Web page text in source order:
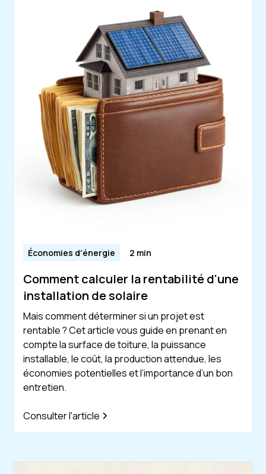
Économies d'énergie 2 min
Comment calculer la rentabilité d'une
installation de solaire
Mais comment déterminer si un projet est
rentable ? Cet article vous guide en prenant en
compte la surface de toiture, la puissance
installable, le coût, la production attendue, les
économies potentielles et l’importance d’un bon
entretien.
Consulter l'article